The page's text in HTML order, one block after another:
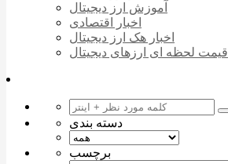
آموزش ارز دیجیتال
اخبار اقتصادی
اخبار هک ارز دیجیتال
قیمت لحظه ای ارزهای دیجیتال
دسته بندی
برچسب